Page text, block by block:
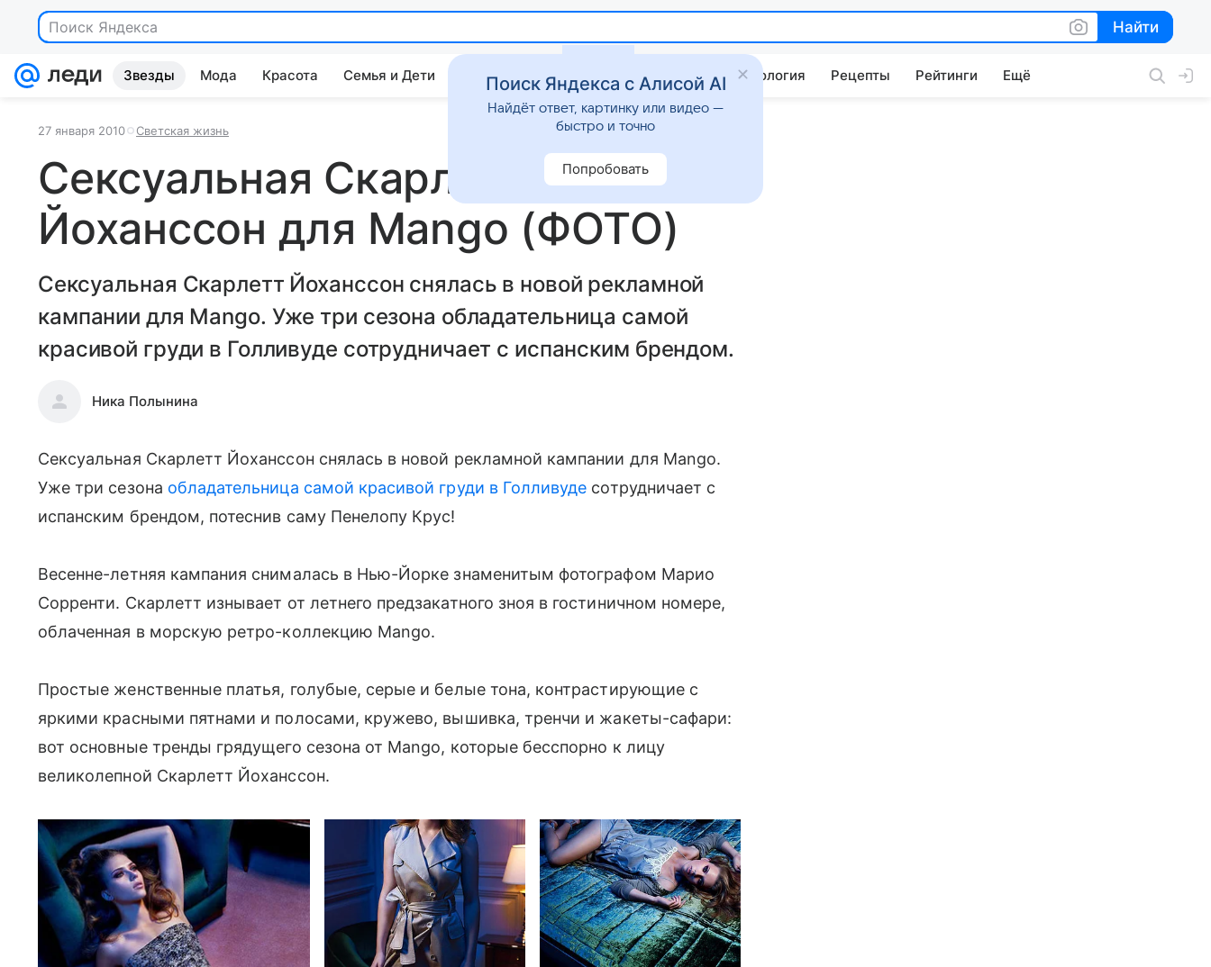
Поиск Яндекса Найти
Найти
Звезды Мода Красота Семья и Дети Дом Гороскопы Стиль жизни Психология Рецепты Рейтинги Ещё
27 января 2010 Светская жизнь
Сексуальная Скарлетт
Йоханссон для Mango (ФОТО)
Сексуальная Скарлетт Йоханссон снялась в новой рекламной
кампании для Mango. Уже три сезона обладательница самой
красивой груди в Голливуде сотрудничает с испанским брендом.
Ника Полынина
Сексуальная Скарлетт Йоханссон снялась в новой рекламной кампании для Mango.
Уже три сезона обладательница самой красивой груди в Голливуде сотрудничает с
испанским брендом, потеснив саму Пенелопу Крус!
Весенне-летняя кампания снималась в Нью-Йорке знаменитым фотографом Марио
Сорренти. Скарлетт изнывает от летнего предзакатного зноя в гостиничном номере,
облаченная в морскую ретро-коллекцию Mango.
Простые женственные платья, голубые, серые и белые тона, контрастирующие с
яркими красными пятнами и полосами, кружево, вышивка, тренчи и жакеты-сафари:
вот основные тренды грядущего сезона от Mango, которые бесспорно к лицу
великолепной Скарлетт Йоханссон.
Поиск Яндекса с Алисой AI
Найдёт ответ, картинку или видео —
быстро и точно
Попробовать